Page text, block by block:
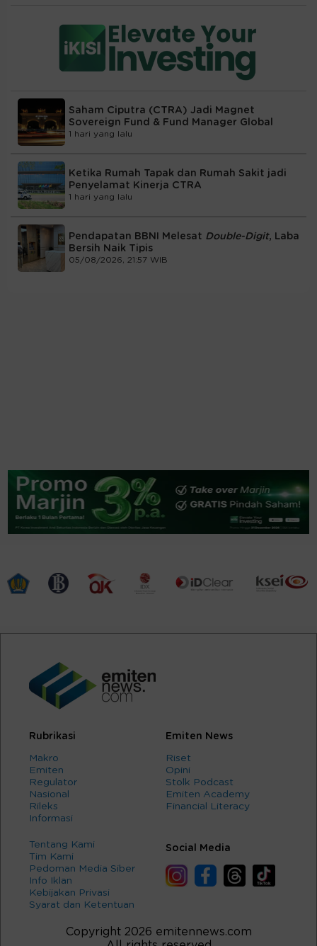
Saham Ciputra (CTRA) Jadi Magnet
Sovereign Fund & Fund Manager Global
1 hari yang lalu
Ketika Rumah Tapak dan Rumah Sakit jadi
Penyelamat Kinerja CTRA
1 hari yang lalu
Pendapatan BBNI Melesat Double-Digit, Laba
Bersih Naik Tipis
05/08/2026, 21:57 WIB
Rubrikasi
Makro
Emiten
Regulator
Nasional
Rileks
Informasi
Emiten News
Riset
Opini
Stolk Podcast
Emiten Academy
Financial Literacy
Tentang Kami
Tim Kami
Pedoman Media Siber
Info Iklan
Kebijakan Privasi
Syarat dan Ketentuan
Social Media
Copyright 2026 emitennews.com